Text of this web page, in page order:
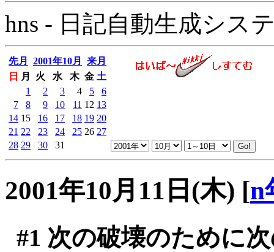
hns - 日記自動生成シス
先月 2001年10月
来月
日
月 火 水 木 金 土
1
2 3 4 5
6
7
8 9 10 11 12 13
14 15 16 17 18 19 20
21 22 23 24 25 26 27
28 29 30 31
2001年10月11日(木) [n
#1 次の破壊のために